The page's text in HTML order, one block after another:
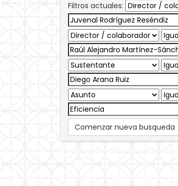
Filtros actuales:
Comenzar nueva busqueda